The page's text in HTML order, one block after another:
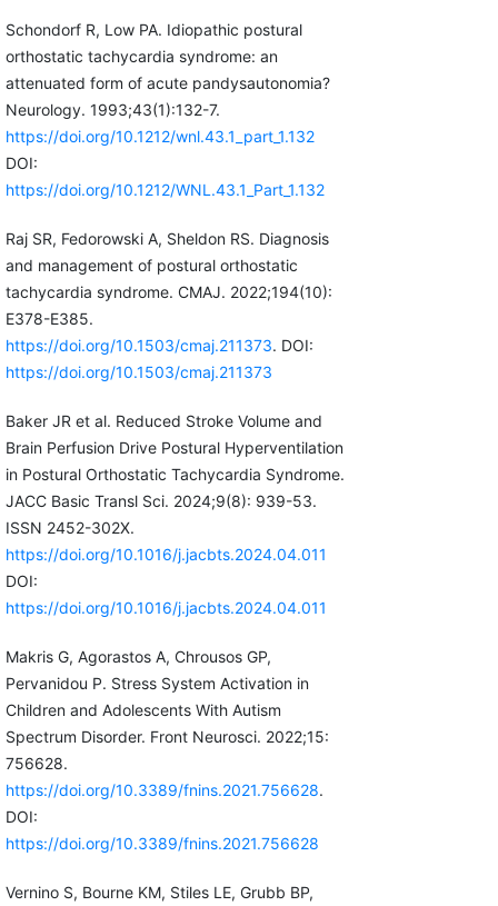
Schondorf R, Low PA. Idiopathic postural
orthostatic tachycardia syndrome: an
attenuated form of acute pandysautonomia?
Neurology. 1993;43(1):132-7.
https://doi.org/10.1212/wnl.43.1_part_1.132
DOI:
https://doi.org/10.1212/WNL.43.1_Part_1.132
Raj SR, Fedorowski A, Sheldon RS. Diagnosis
and management of postural orthostatic
tachycardia syndrome. CMAJ. 2022;194(10):
E378-E385.
https://doi.org/10.1503/cmaj.211373. DOI:
https://doi.org/10.1503/cmaj.211373
Baker JR et al. Reduced Stroke Volume and
Brain Perfusion Drive Postural Hyperventilation
in Postural Orthostatic Tachycardia Syndrome.
JACC Basic Transl Sci. 2024;9(8): 939-53.
ISSN 2452-302X.
https://doi.org/10.1016/j.jacbts.2024.04.011
DOI:
https://doi.org/10.1016/j.jacbts.2024.04.011
Makris G, Agorastos A, Chrousos GP,
Pervanidou P. Stress System Activation in
Children and Adolescents With Autism
Spectrum Disorder. Front Neurosci. 2022;15:
756628.
https://doi.org/10.3389/fnins.2021.756628.
DOI:
https://doi.org/10.3389/fnins.2021.756628
Vernino S, Bourne KM, Stiles LE, Grubb BP,